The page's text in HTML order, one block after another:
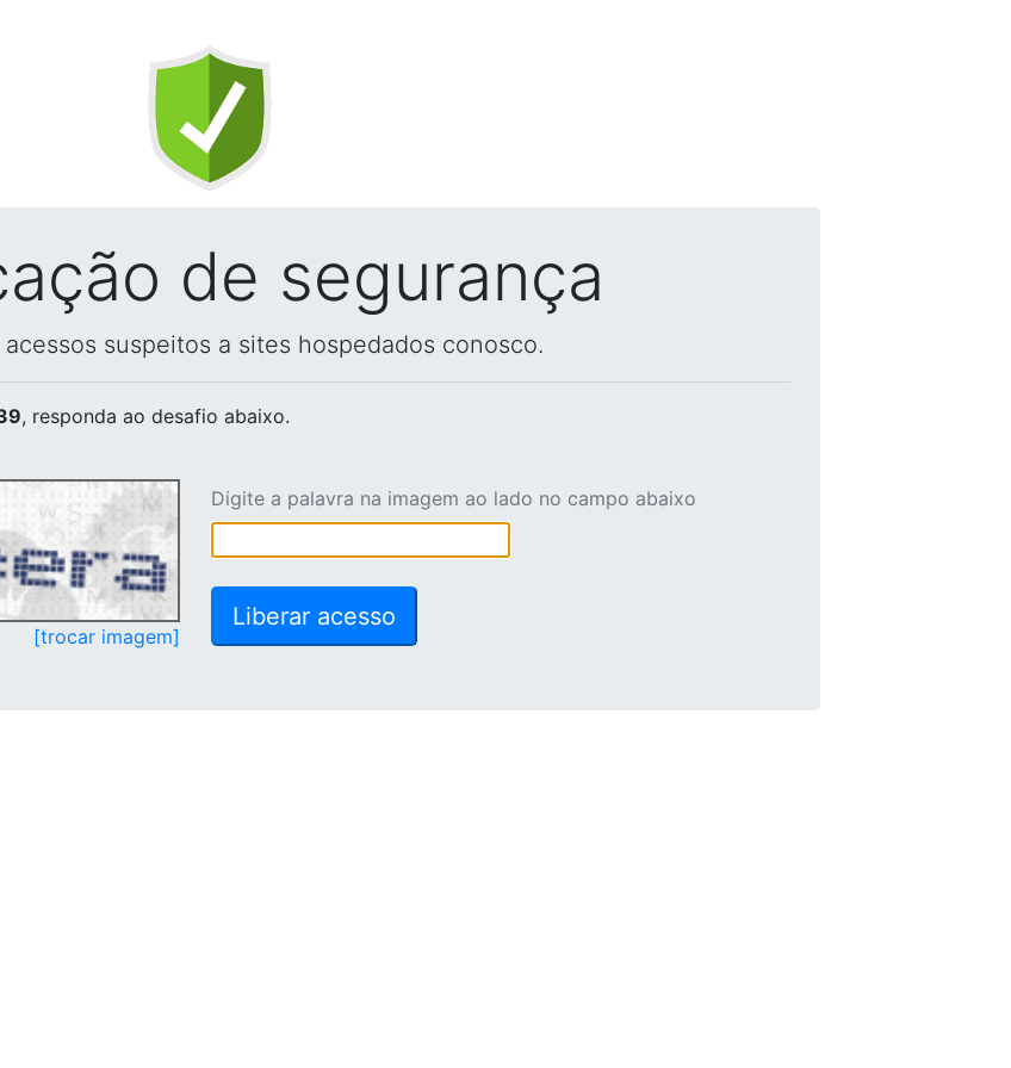
de segurança
suspeitos a sites hospedados conosco.
, responda ao desafio abaixo.
[trocar imagem]
Digite a palavra na imagem ao lado no campo abaixo